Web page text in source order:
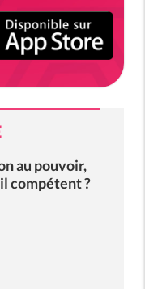
au pouvoir,
compétent ?